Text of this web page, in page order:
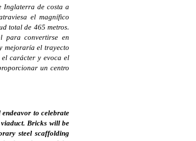
Inglaterra de costa a
el magnífico
total de 465 metros.
para convertirse en
mejoraría el trayecto
el carácter y evoca el
un centro
to celebrate
Bricks will be
steel scaffolding